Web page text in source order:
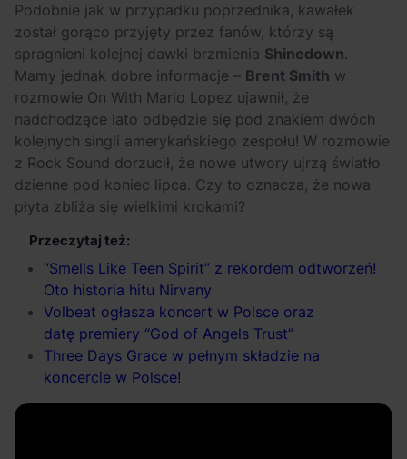
Podobnie jak w przypadku poprzednika, kawałek
został gorąco przyjęty przez fanów, którzy są
spragnieni kolejnej dawki brzmienia Shinedown.
Mamy jednak dobre informacje – Brent Smith w
rozmowie On With Mario Lopez ujawnił, że
nadchodzące lato odbędzie się pod znakiem dwóch
kolejnych singli amerykańskiego zespołu! W rozmowie
z Rock Sound dorzucił, że nowe utwory ujrzą światło
dzienne pod koniec lipca. Czy to oznacza, że nowa
płyta zbliża się wielkimi krokami?
Przeczytaj też:
“Smells Like Teen Spirit” z rekordem odtworzeń!
Oto historia hitu Nirvany
Volbeat ogłasza koncert w Polsce oraz
datę premiery “God of Angels Trust”
Three Days Grace w pełnym składzie na
koncercie w Polsce!